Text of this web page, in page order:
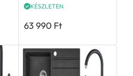
KÉSZLETEN
63 990 Ft